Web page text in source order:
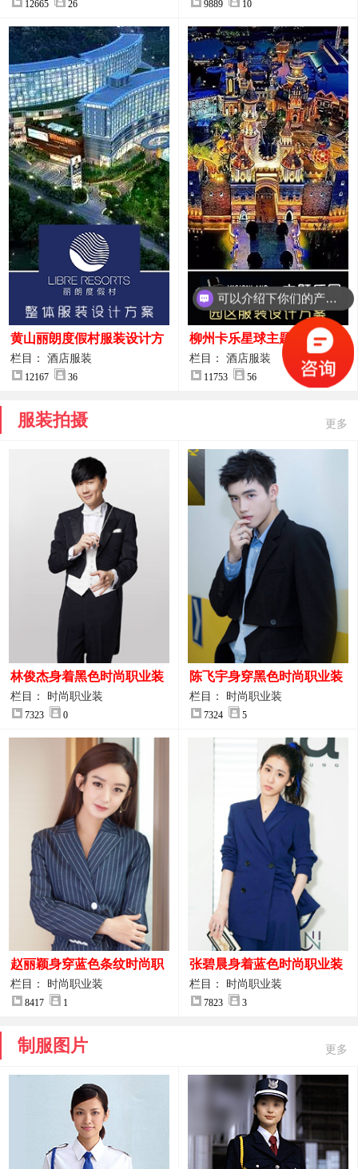
12665 26 9889 10
黄山丽朗度假村服装设计方
案
栏目： 酒店服装
12167 36
柳州卡乐星球主题乐园园区
服装设计方案
栏目： 酒店服装
11753 56
服装拍摄 更多
林俊杰身着黑色时尚职业装
制服图片
栏目： 时尚职业装
7323 0
陈飞宇身穿黑色时尚职业装
图片
栏目： 时尚职业装
7324 5
赵丽颖身穿蓝色条纹时尚职
业装图片
栏目： 时尚职业装
8417 1
张碧晨身着蓝色时尚职业装
服装图片
栏目： 时尚职业装
7823 3
制服图片 更多
你们是怎么收费的呢？